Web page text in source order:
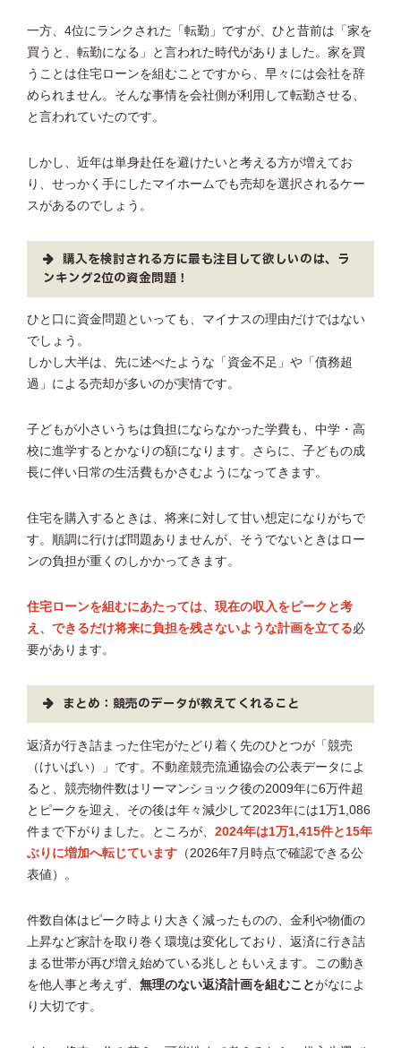
一方、4位にランクされた「転勤」ですが、ひと昔前は「家を
買うと、転勤になる」と言われた時代がありました。家を買
うことは住宅ローンを組むことですから、早々には会社を辞
められません。そんな事情を会社側が利用して転勤させる、
と言われていたのです。
しかし、近年は単身赴任を避けたいと考える方が増えてお
り、せっかく手にしたマイホームでも売却を選択されるケー
スがあるのでしょう。
購入を検討される方に最も注目して欲しいのは、ラ
ンキング2位の資金問題！
ひと口に資金問題といっても、マイナスの理由だけではない
でしょう。
しかし大半は、先に述べたような「資金不足」や「債務超
過」による売却が多いのが実情です。
子どもが小さいうちは負担にならなかった学費も、中学・高
校に進学するとかなりの額になります。さらに、子どもの成
長に伴い日常の生活費もかさむようになってきます。
住宅を購入するときは、将来に対して甘い想定になりがちで
す。順調に行けば問題ありませんが、そうでないときはロー
ンの負担が重くのしかかってきます。
住宅ローンを組むにあたっては、現在の収入をピークと考
え、できるだけ将来に負担を残さないような計画を立てる必
要があります。
まとめ：競売のデータが教えてくれること
返済が行き詰まった住宅がたどり着く先のひとつが「競売
（けいばい）」です。不動産競売流通協会の公表データによ
ると、競売物件数はリーマンショック後の2009年に6万件超
とピークを迎え、その後は年々減少して2023年には1万1,086
件まで下がりました。ところが、 2024年は1万1,415件と15年
ぶりに増加へ転じています （2026年7月時点で確認できる公
表値）。
件数自体はピーク時より大きく減ったものの、金利や物価の
上昇など家計を取り巻く環境は変化しており、返済に行き詰
まる世帯が再び増え始めている兆しともいえます。この動き
を他人事と考えず、 無理のない返済計画を組むことがなによ
り大切です。